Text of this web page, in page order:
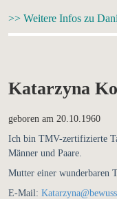
>> Weitere Infos zu
Katarzyna
geboren am 20.10.1960
Ich bin TMV-zertifizierte
Männer und Paare.
Mutter einer wunderbaren
E-Mail: